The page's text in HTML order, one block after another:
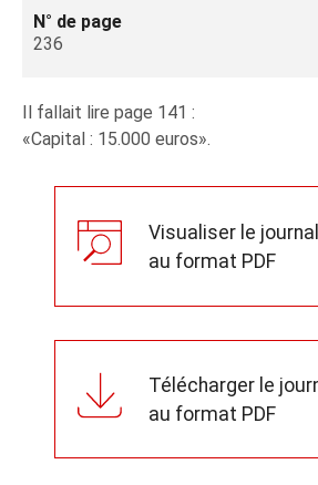
N° de page
236
Il fallait lire page 141 :
«Capital : 15.000 euros».
Visualiser le journal
au format PDF
Télécharger le
au format PDF